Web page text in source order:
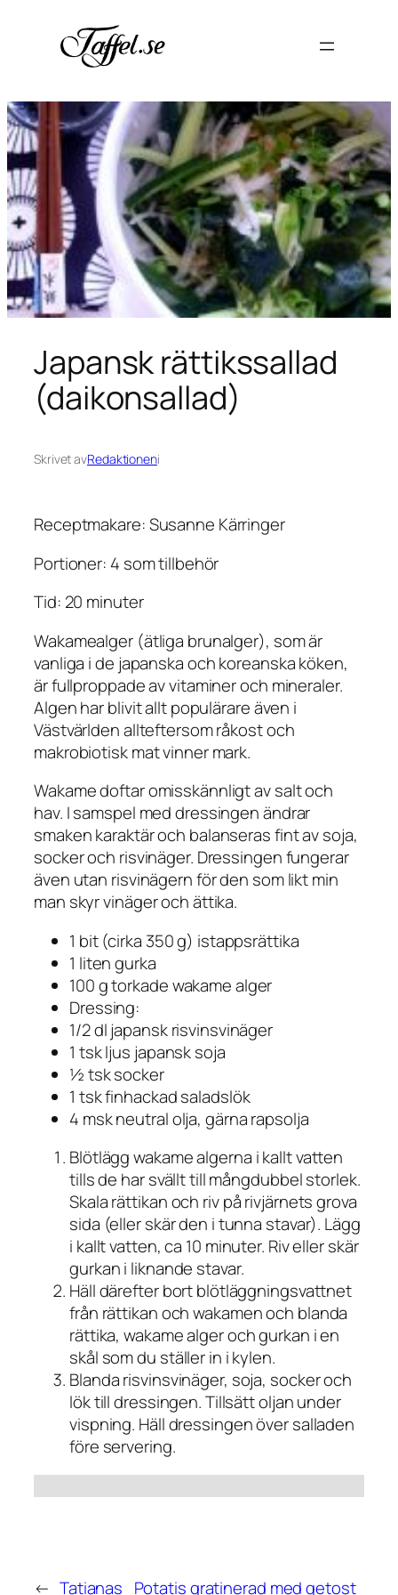
innehåll
Japansk rättikssallad
(daikonsallad)
Skrivet avRedaktioneni
Receptmakare: Susanne Kärringer
Portioner: 4 som tillbehör
Tid: 20 minuter
Wakamealger (ätliga brunalger), som är
vanliga i de japanska och koreanska köken,
är fullproppade av vitaminer och mineraler.
Algen har blivit allt populärare även i
Västvärlden allteftersom råkost och
makrobiotisk mat vinner mark.
Wakame doftar omisskännligt av salt och
hav. I samspel med dressingen ändrar
smaken karaktär och balanseras fint av soja,
socker och risvinäger. Dressingen fungerar
även utan risvinägern för den som likt min
man skyr vinäger och ättika.
1 bit (cirka 350 g) istappsrättika
1 liten gurka
100 g torkade wakame alger
Dressing:
1/2 dl japansk risvinsvinäger
1 tsk ljus japansk soja
½ tsk socker
1 tsk finhackad saladslök
4 msk neutral olja, gärna rapsolja
Blötlägg wakame algerna i kallt vatten
tills de har svällt till mångdubbel storlek.
Skala rättikan och riv på rivjärnets grova
sida (eller skär den i tunna stavar). Lägg
i kallt vatten, ca 10 minuter. Riv eller skär
gurkan i liknande stavar.
Häll därefter bort blötläggningsvattnet
från rättikan och wakamen och blanda
rättika, wakame alger och gurkan i en
skål som du ställer in i kylen.
Blanda risvinsvinäger, soja, socker och
lök till dressingen. Tillsätt oljan under
vispning. Häll dressingen över salladen
före servering.
← Tatianas Potatis gratinerad med getost